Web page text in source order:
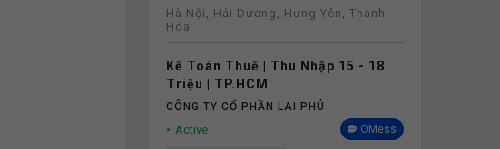
Hà Nội, Hải Dương, Hưng Yên, Thanh
Hóa
Kế Toán Thuế | Thu Nhập 15 - 18
Triệu | TP.HCM
CÔNG TY CỔ PHẦN LAI PHÚ
Active OMess